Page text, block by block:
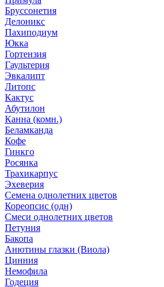
Бруссонетия
Делоникс
Пахиподиум
Юкка
Гортензия
Гаультерия
Эвкалипт
Литопс
Кактус
Абутилон
Канна (комн.)
Беламканда
Кофе
Гинкго
Росянка
Трахикарпус
Эхеверия
Семена однолетних цветов
Кореопсис (одн)
Смеси однолетних цветов
Петуния
Бакопа
Анютины глазки (Виола)
Цинния
Немофила
Годеция